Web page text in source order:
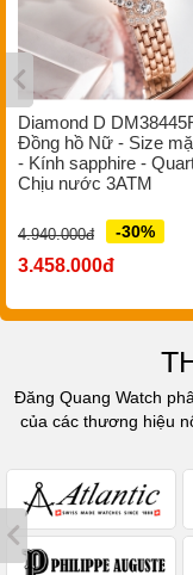
Diamond D
Đồng hồ Nữ - Size
- Kính sapphire -
Chịu nước 3ATM
4.940.000đ -30%
3.458.000đ
Đăng Quang Watch
của các thương hiệu